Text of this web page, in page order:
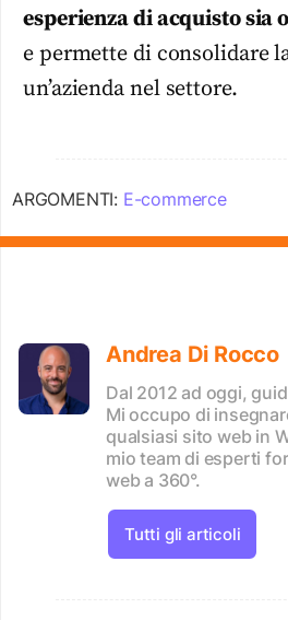
esperienza di acquisto sia
e permette di consolidare
un’azienda nel settore.
ARGOMENTI: E-commerce
Andrea Di Rocco
Dal 2012 ad oggi,
Mi occupo di
qualsiasi sito web in
mio team di esperti
web a 360°.
Tutti gli articoli